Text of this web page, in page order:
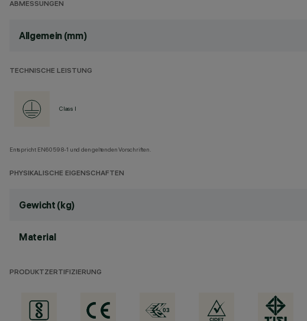
ABMESSUNGEN
Allgemein (mm)
TECHNISCHE LEISTUNG
Class I
Entspricht EN60598-1 und den geltenden Vorschriften.
PHYSIKALISCHE EIGENSCHAFTEN
Gewicht (kg)
Material
PRODUKTZERTIFIZIERUNG